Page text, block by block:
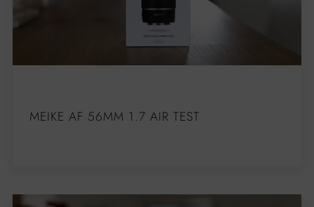
MEIKE AF 56MM 1.7 AIR TEST